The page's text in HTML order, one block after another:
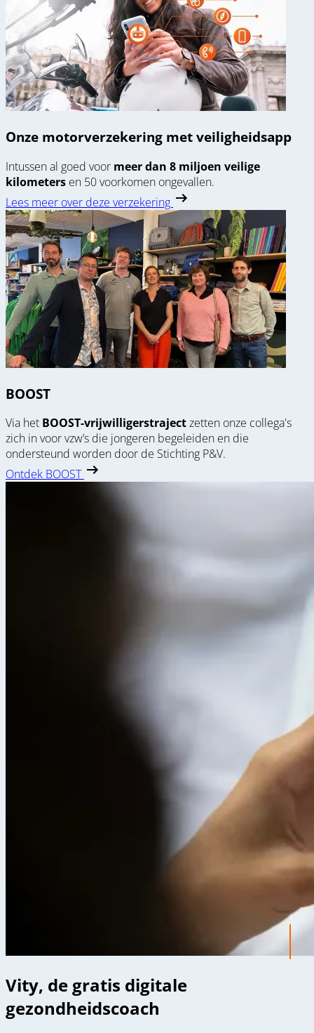
Onze motorverzekering met veiligheidsapp
Intussen al goed voor meer dan 8 miljoen veilige
kilometers en 50 voorkomen ongevallen.
Lees meer over deze verzekering
BOOST
Via het BOOST-vrijwilligerstrajectzetten onze collega's
zich in voor vzw’s die jongeren begeleiden en die
ondersteund worden door de Stichting P&V.
Ontdek BOOST
Vity, de gratis digitale
gezondheidscoach